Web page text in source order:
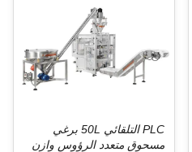
PLC التلقائي 50L برغي
مسحوق متعدد الرؤوس وازن